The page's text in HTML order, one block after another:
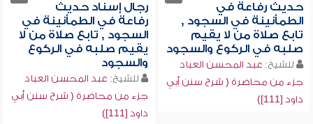
حديث رفاعة في
الطمأنينة في السجود ,
تابع صلاة من لا يقيم
صلبه في الركوع والسجود
للشيخ: عبد المحسن العباد
جزء من محاضرة ( شرح سنن أبي
داود [111])
رجال إسناد حديث
رفاعة في الطمأنينة في
السجود , تابع صلاة من لا
يقيم صلبه في الركوع
والسجود
للشيخ: عبد المحسن العباد
جزء من محاضرة ( شرح سنن أبي
داود [111])